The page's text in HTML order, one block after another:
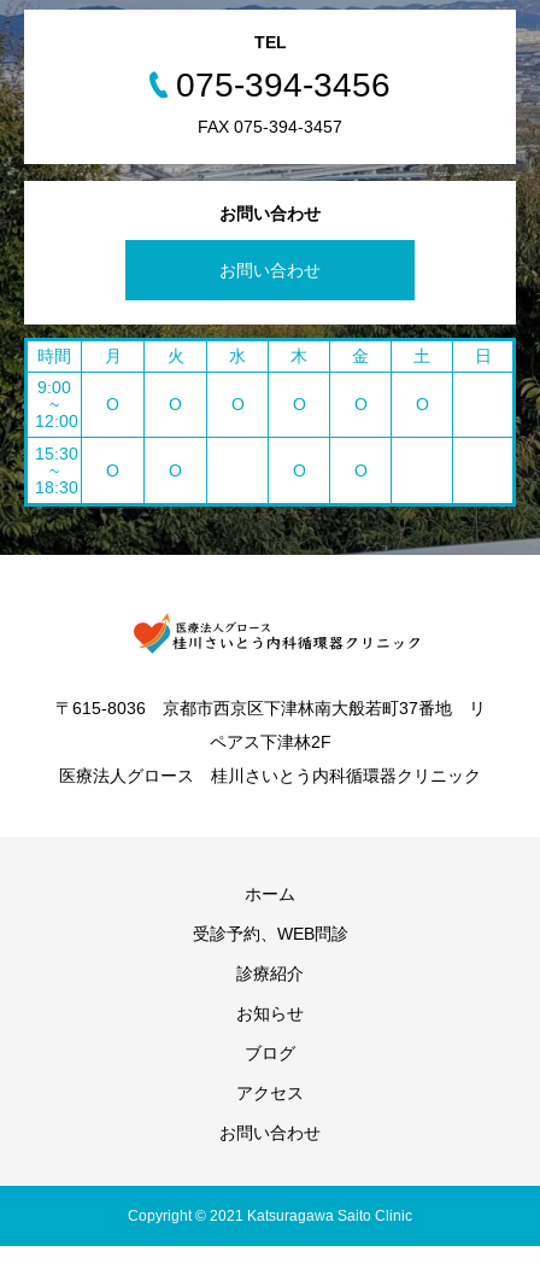
お問い合わせ
お問い合わせ
TEL
075-394-3456
FAX 075-394-3457
時間 月 火 水 木 金 土
日
9:00
~
12:00
O O O O O O
15:30
~
18:30
O O O O
〒615-8036 京都市西京区下津林南大般若町37番地 リ
ペアス下津林2F
医療法人グロース 桂川さいとう内科循環器クリニック
ホーム
受診予約、WEB問診
診療紹介
お知らせ
ブログ
アクセス
お問い合わせ
Copyright © 2021 Katsuragawa Saito Clinic